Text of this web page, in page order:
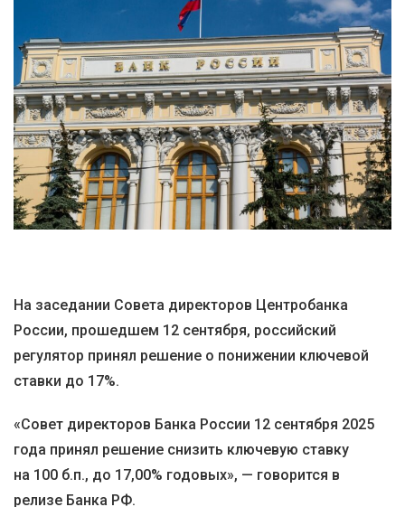
На заседании Совета директоров Центробанка
России, прошедшем 12 сентября, российский
регулятор принял решение о понижении ключевой
ставки до 17%.
«Совет директоров Банка России 12 сентября 2025
года принял решение снизить ключевую ставку
на 100 б.п., до 17,00% годовых», — говорится в
релизе Банка РФ.